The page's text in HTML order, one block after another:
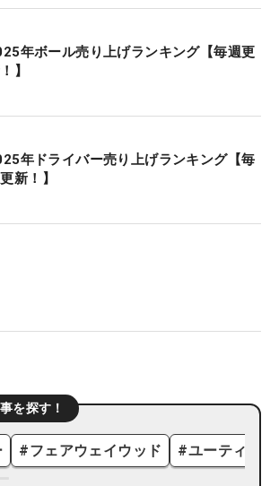
年ボール売り上げランキング【毎週更
】
年ドライバー売り上げランキング【毎
新！】
を探す！
#フェアウェイウッド #ユーティリ